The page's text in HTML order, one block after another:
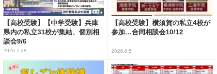
【高校受験】【中学受験】兵庫
県内の私立31校が集結、個別相
談会9/6
2026.7.28
【高校受験】横須賀の私立4校が
参加…合同相談会10/12
2026.8.5